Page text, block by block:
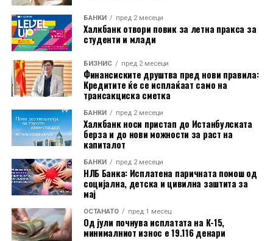
Подносителите на тужбата наведуваат дека, иако
американскиот закон дозволува воведување царини
во одредени случаи, историски тие биле насочени кон
конкретни земји или индустрии. Според нив,
сегашниот широк пристап, кој опфаќа речиси
целокупниот американски увоз, нема преседан и ги
надминува законските рамки.
БАНКИ пред 2 месеци
Халкбанк отвори повик за летна пракса за
студенти и млади
БИЗНИС пред 2 месеци
Финансиските друштва пред нови правила:
Кредитите ќе се исплаќаат само на
трансакциска сметка
БАНКИ пред 2 месеци
Халкбанк носи пристап до Истанбулската
берза и до нови можности за раст на
капиталот
БАНКИ пред 2 месеци
НЛБ Банка: Исплатена паричната помош од
социјална, детска и цивилна заштита за
мај
ОСТАНАТО пред 1 месец
Од јули почнува исплатата на К-15,
минималниот износ е 19.116 денари